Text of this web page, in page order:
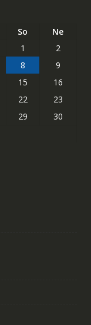
So
Ne
1
2
8
9
15
16
22
23
29
30